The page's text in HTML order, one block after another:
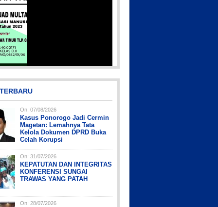
IMG_20230730_152959
04-10_00-36-15-097
04-12_11-55-35-604
Picsart_23-04-12_12-24-51-034
PicsArt_03-12-12.53.38
IMG-20191006-WA0043
On: 07/08/2026
Kasus Ponorogo Jadi Cermin
Magetan: Lemahnya Tata
Kelola Dokumen DPRD Buka
Celah Korupsi
On: 31/07/2026
KEPATUTAN DAN INTEGRITAS
KONFERENSI SUNGAI
TRAWAS YANG PATAH
On: 28/07/2026